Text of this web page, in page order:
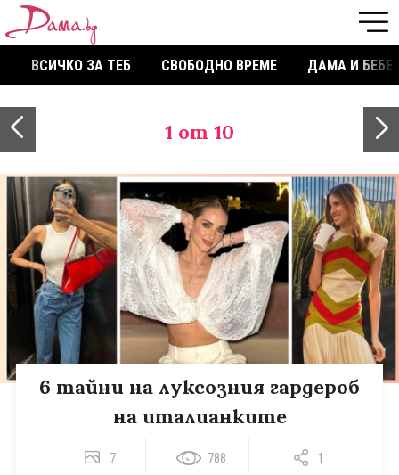
ВСИЧКО ЗА ТЕБ СВОБОДНО ВРЕМЕ ДАМА И БЕБЕ
1 от 10
6 тайни на луксозния гардероб
на италианките
7 788 1